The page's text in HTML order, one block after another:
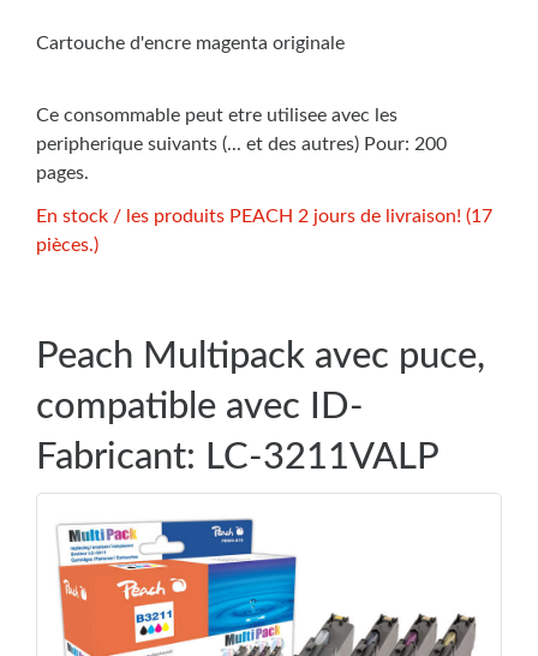
Cartouche d'encre magenta originale
Ce consommable peut etre utilisee avec les
peripherique suivants (... et des autres) Pour: 200
pages.
En stock / les produits PEACH 2 jours de livraison! (17
pièces.)
Peach Multipack avec puce,
compatible avec ID-
Fabricant: LC-3211VALP